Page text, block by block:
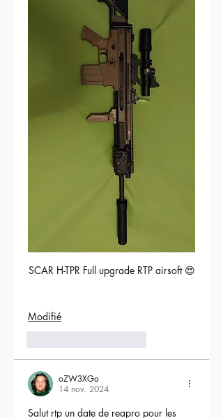
SCAR H-TPR Full upgrade RTP airsoft 😍
Modifié
oZW3XGo
14 nov. 2024
Salut rtp un date de reapro pour les